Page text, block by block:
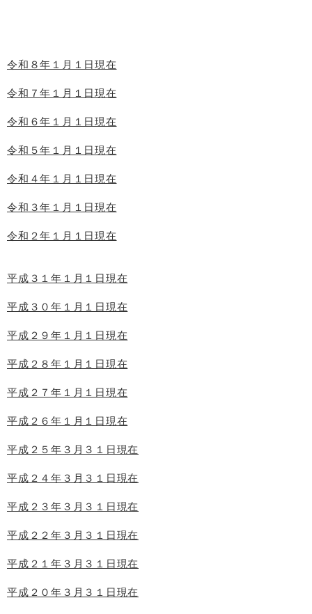
令和８年１月１日現在
令和７年１月１日現在
令和６年１月１日現在
令和５年１月１日現在
令和４年１月１日現在
令和３年１月１日現在
令和２年１月１日現在
平成３１年１月１日現在
平成３０年１月１日現在
平成２９年１月１日現在
平成２８年１月１日現在
平成２７年１月１日現在
平成２６年１月１日現在
平成２５年３月３１日現在
平成２４年３月３１日現在
平成２３年３月３１日現在
平成２２年３月３１日現在
平成２１年３月３１日現在
平成２０年３月３１日現在